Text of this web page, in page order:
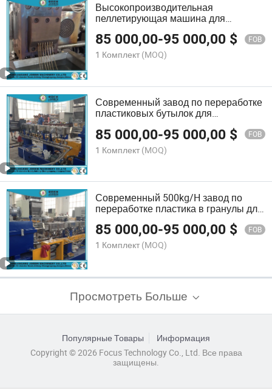
Высокопроизводительная
пеллетирующая машина для
переработки и грануляции PET
85 000,00-95 000,00 $ FOB
1 Комплект (MOQ)
Современный завод по переработке
пластиковых бутылок для
85 000,00-95 000,00 $ FOB
1 Комплект (MOQ)
Современный 500kg/H завод по
переработке пластика в гранулы для
85 000,00-95 000,00 $ FOB
1 Комплект (MOQ)
Просмотреть Больше
Популярные Товары
Информация
Copyright © 2026 Focus Technology Co., Ltd. Все права
защищены.